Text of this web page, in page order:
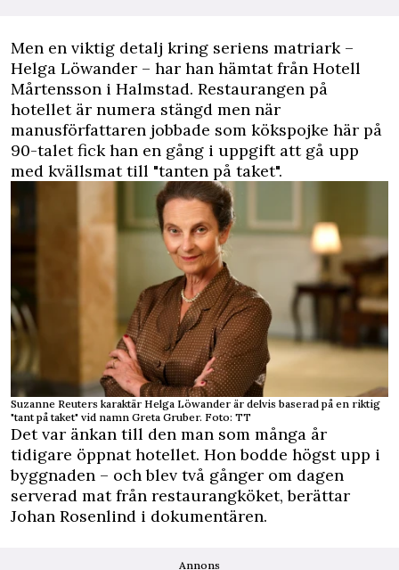
Men en viktig detalj kring seriens matriark –
Helga Löwander – har han hämtat från Hotell
Mårtensson i Halmstad. Restaurangen på
hotellet är numera stängd men när
manusförfattaren jobbade som kökspojke här på
90-talet fick han en gång i uppgift att gå upp
med kvällsmat till "tanten på taket".
Suzanne Reuters karaktär Helga Löwander är delvis baserad på en riktig
"tant på taket" vid namn Greta Gruber. Foto: TT
Det var änkan till den man som många år
tidigare öppnat hotellet. Hon bodde högst upp i
byggnaden – och blev två gånger om dagen
serverad mat från restaurangköket, berättar
Johan Rosenlind i dokumentären.
Annons